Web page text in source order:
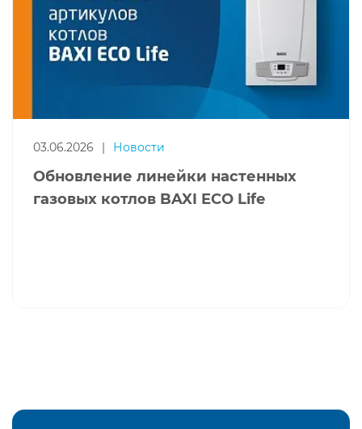
03.06.2026 | Новости
Обновление линейки настенных
газовых котлов BAXI ECO Life